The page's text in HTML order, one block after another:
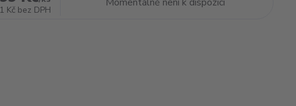
Kč bez DPH